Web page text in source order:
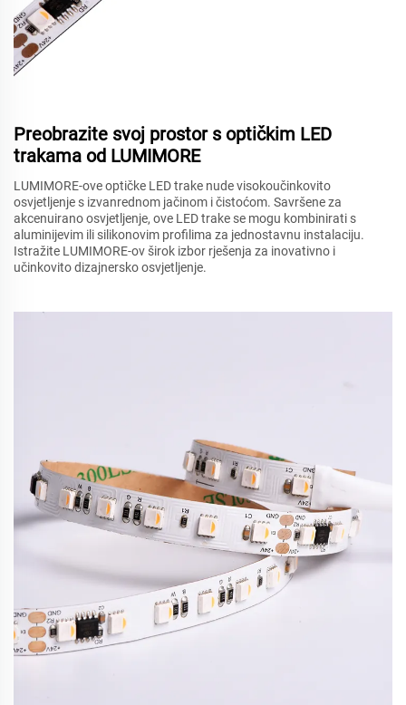
Preobrazite svoj prostor s optičkim LED
trakama od LUMIMORE
LUMIMORE-ove optičke LED trake nude visokoučinkovito
osvjetljenje s izvanrednom jačinom i čistoćom. Savršene za
akcenuirano osvjetljenje, ove LED trake se mogu kombinirati s
aluminijevim ili silikonovim profilima za jednostavnu instalaciju.
Istražite LUMIMORE-ov širok izbor rješenja za inovativno i
učinkovito dizajnersko osvjetljenje.